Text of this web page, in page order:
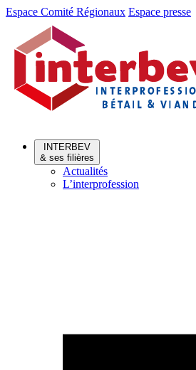
Aller
Aller
contenu
Espace Comité Régionaux Espace presse
INTERBEV
& ses filières
Actualités
L’interprofession